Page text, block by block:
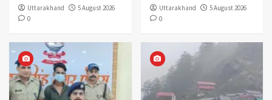
Uttarakhand
5 August 2026
0
Uttarakhand
5 August 2026
0